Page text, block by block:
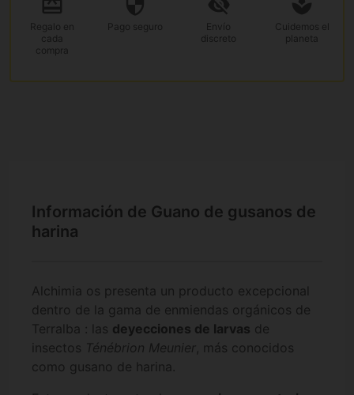
Regalo en
cada
compra
Pago seguro
Envío
discreto
Cuidemos el
planeta
Información de Guano de gusanos de
harina
Alchimia os presenta un producto excepcional
dentro de la gama de enmiendas orgánicos de
Terralba : las deyecciones de larvas de
insectos Ténébrion Meunier , más conocidos
como gusano de harina.